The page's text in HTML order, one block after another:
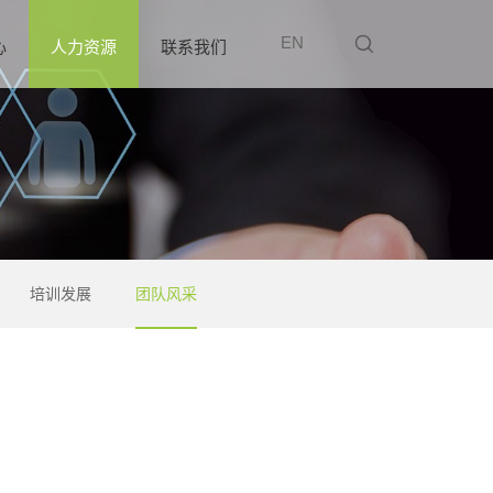
人力资源 联系我们 EN
培训发展 团队风采